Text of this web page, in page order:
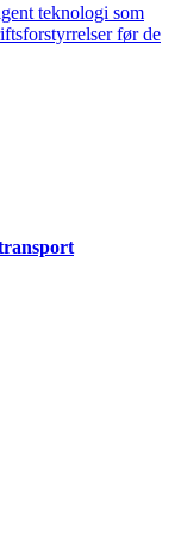
teknologi som
før de